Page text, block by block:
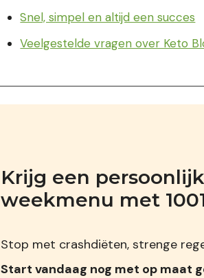
Snel, simpel en altijd een succes
Veelgestelde vragen over Keto
Krijg een
weekmenu met
Stop met crashdiëten, strenge
Start vandaag nog met op maat